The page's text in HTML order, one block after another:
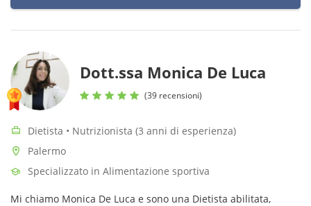
Dott.ssa Monica De Luca
(39 recensioni)
Dietista • Nutrizionista (3 anni di esperienza)
Palermo
Specializzato in Alimentazione sportiva
Mi chiamo Monica De Luca e sono una Dietista abilitata,